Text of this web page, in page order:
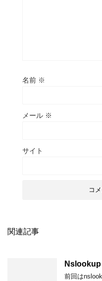
名前 ※
メール ※
サイト
関連記事
Nslookup
前回は